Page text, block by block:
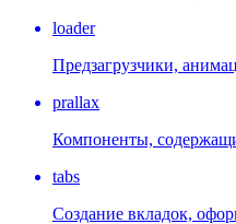
loader
Предзагрузчики,
prallax
Компоненты,
tabs
Создание вкладок,